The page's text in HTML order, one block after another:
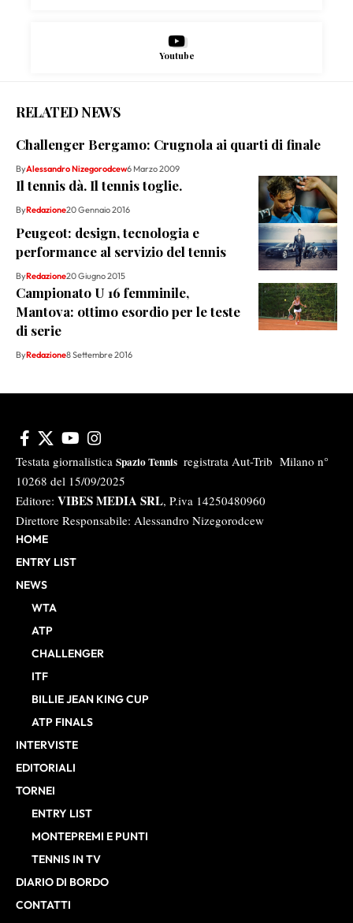
Youtube
RELATED NEWS
Challenger Bergamo: Crugnola ai quarti di finale
ByAlessandro Nizegorodcew6 Marzo 2009
Il tennis dà. Il tennis toglie.
ByRedazione20 Gennaio 2016
Peugeot: design, tecnologia e
performance al servizio del tennis
ByRedazione20 Giugno 2015
Campionato U 16 femminile,
Mantova: ottimo esordio per le teste
di serie
ByRedazione8 Settembre 2016
Testata giornalistica Spazio Tennis registrata Aut-Trib Milano n°
10268 del 15/09/2025
Editore: VIBES MEDIA SRL, P.iva 14250480960
Direttore Responsabile: Alessandro Nizegorodcew
HOME
ENTRY LIST
NEWS
WTA
ATP
CHALLENGER
ITF
BILLIE JEAN KING CUP
ATP FINALS
INTERVISTE
EDITORIALI
TORNEI
ENTRY LIST
MONTEPREMI E PUNTI
TENNIS IN TV
DIARIO DI BORDO
CONTATTI